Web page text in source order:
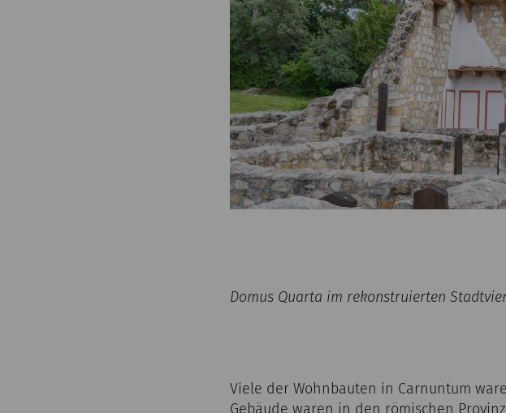
Domus Quarta im rekonstruierten
Viele der Wohnbauten in Carnuntum
Gebäude waren in den römischen